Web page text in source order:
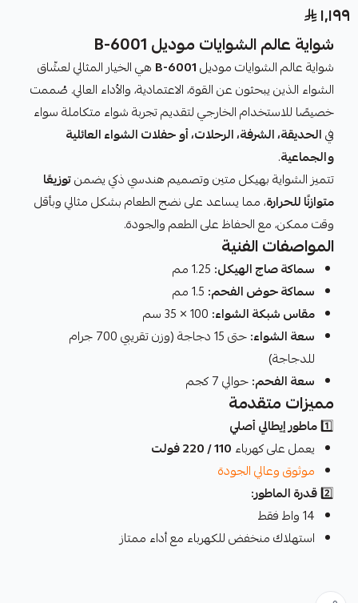
١٬١٩٩
شواية عالم الشوايات موديل B-6001
شواية عالم الشوايات موديلB-6001 هي الخيار المثالي لعشّاق
الشواء الذين يبحثون عن القوة، الاعتمادية، والأداء العالي. صُممت
خصيصًا للاستخدام الخارجي لتقديم تجربة شواء متكاملة سواء
فيالحديقة، الشرفة، الرحلات، أو حفلات الشواء العائلية
والجماعية.
تتميز الشواية بهيكل متين وتصميم هندسي ذكي يضمنتوزيعًا
متوازنًا للحرارة، مما يساعد على نضج الطعام بشكل مثالي وبأقل
وقت ممكن، مع الحفاظ على الطعم والجودة.
المواصفات الفنية
سماكة صاج الهيكل:
سماكة حوض الفحم:
مقاس شبكة الشواء:
سعة الشواء:
حتى 15 دجاجة (وزن تقريبي 700 جرام
للدجاجة)
سعة الفحم:حوالي 7 كجم
مميزات متقدمة
1️⃣ماطور إيطالي أصلي
يعمل على كهرباء 110 / 220 فولت
موثوق وعالي الجودة
2️⃣قدرة الماطور:
14 واط فقط
استهلاك منخفض للكهرباء مع أداء ممتاز